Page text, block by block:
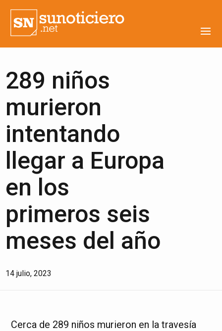
289 niños
murieron
intentando
llegar a Europa
en los
primeros seis
meses del año
14 julio, 2023
Cerca de 289 niños murieron en la travesía